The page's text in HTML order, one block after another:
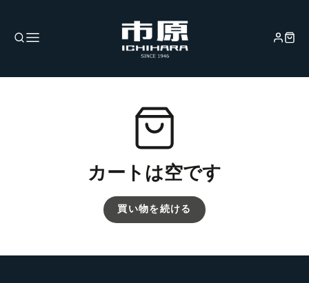
カートは空です
買い物を続ける